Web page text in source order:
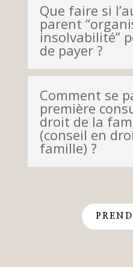
Que faire si
parent
insolvabilité”
de payer ?
Comment se
première
droit de la
(conseil en
famille) ?